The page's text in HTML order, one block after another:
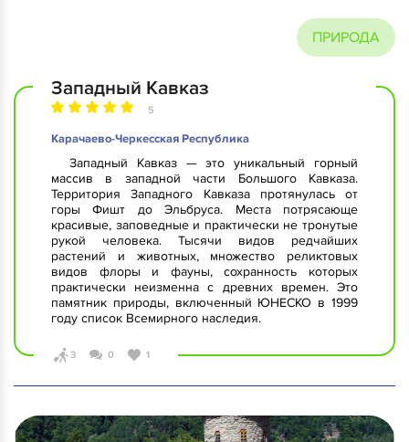
ПРИРОДА
Западный Кавказ
5
Карачаево-Черкесская Республика
Западный Кавказ — это уникальный горный
массив в западной части Большого Кавказа.
Территория Западного Кавказа протянулась от
горы Фишт до Эльбруса. Места потрясающе
красивые, заповедные и практически не тронутые
рукой человека. Тысячи видов редчайших
растений и животных, множество реликтовых
видов флоры и фауны, сохранность которых
практически неизменна с древних времен. Это
памятник природы, включенный ЮНЕСКО в 1999
году список Всемирного наследия.
3 0 1